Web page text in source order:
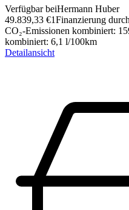
Verfügbar beiHermann Huber
49.839,33 €1Finanzierung
CO₂-Emissionen kombiniert:
kombiniert: 6,1 l/100km
Detailansicht